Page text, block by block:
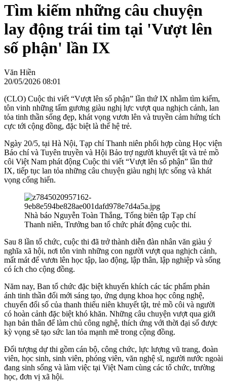
Tìm kiếm những câu chuyện
lay động trái tim tại 'Vượt lên
số phận' lần IX
Văn Hiền
20/05/2026 08:01
(CLO) Cuộc thi viết “Vượt lên số phận” lần thứ IX nhằm tìm kiếm,
tôn vinh những tấm gương giàu nghị lực vượt qua nghịch cảnh, lan
tỏa tinh thần sống đẹp, khát vọng vươn lên và truyền cảm hứng tích
cực tới cộng đồng, đặc biệt là thế hệ trẻ.
Ngày 20/5, tại Hà Nội, Tạp chí Thanh niên phối hợp cùng Học viện
Báo chí và Tuyên truyền và Hội Bảo trợ người khuyết tật và trẻ mồ
côi Việt Nam phát động Cuộc thi viết “Vượt lên số phận” lần thứ
IX, tiếp tục lan tỏa những câu chuyện giàu nghị lực sống và khát
vọng cống hiến.
Nhà báo Nguyễn Toàn Thắng, Tổng biên tập Tạp chí
Thanh niên, Trưởng ban tổ chức phát động cuộc thi.
Sau 8 lần tổ chức, cuộc thi đã trở thành diễn đàn nhân văn giàu ý
nghĩa xã hội, nơi tôn vinh những con người vượt qua nghịch cảnh,
mất mát để vươn lên học tập, lao động, lập thân, lập nghiệp và sống
có ích cho cộng đồng.
Năm nay, Ban tổ chức đặc biệt khuyến khích các tác phẩm phản
ánh tinh thần đổi mới sáng tạo, ứng dụng khoa học công nghệ,
chuyển đổi số của thanh thiếu niên khuyết tật, trẻ mồ côi và người
có hoàn cảnh đặc biệt khó khăn. Những câu chuyện vượt qua giới
hạn bản thân để làm chủ công nghệ, thích ứng với thời đại số được
kỳ vọng sẽ tạo sức lan tỏa mạnh mẽ trong cộng đồng.
Đối tượng dự thi gồm cán bộ, công chức, lực lượng vũ trang, đoàn
viên, học sinh, sinh viên, phóng viên, văn nghệ sĩ, người nước ngoài
đang sinh sống và làm việc tại Việt Nam cùng các tổ chức, trường
học, đơn vị xã hội.